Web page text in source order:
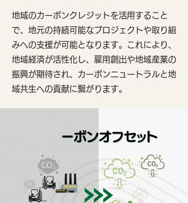
地域のカーボンクレジットを活用すること
で、地元の持続可能なプロジェクトや取り組
みへの支援が可能となります。これにより、
地域経済が活性化し、雇用創出や地域産業の
振興が期待され、カーボンニュートラルと地
域共生への貢献に繋がります。